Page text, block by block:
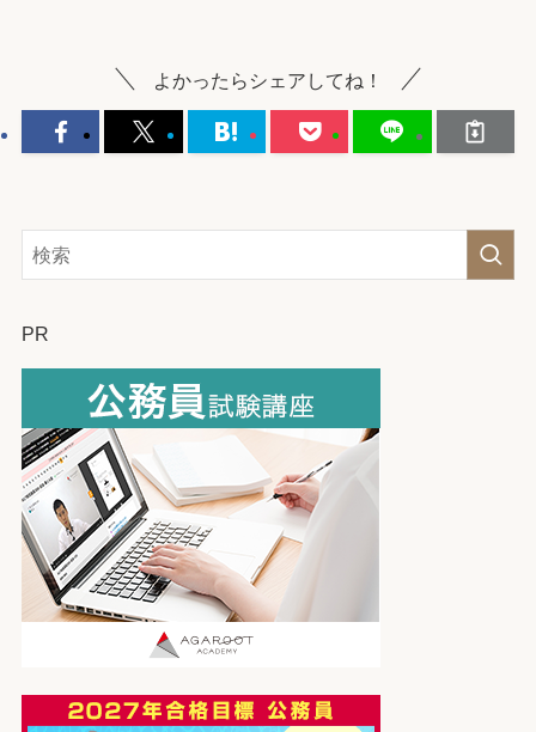
よかったらシェアしてね！
PR